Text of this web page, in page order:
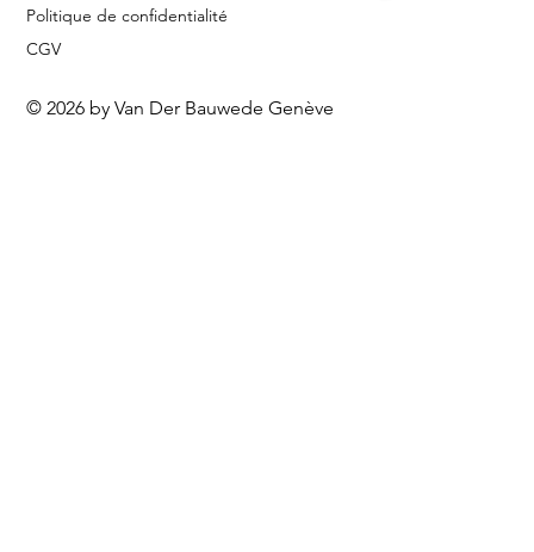
Politique de confidentialité
CGV
© 2026 by Van Der Bauwede Genève